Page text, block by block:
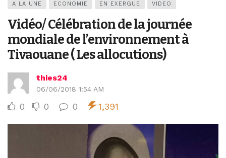
A LA UNE ECONOMIE EN EXERGUE VIDEO
Vidéo/ Célébration de la journée
mondiale de l’environnement à
Tivaouane ( Les allocutions)
thies24
06/06/2018 1:54 AM
0 0 0 1,391